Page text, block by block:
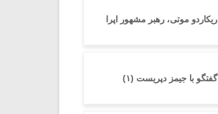
ریکاردو موتی، رهبر مشهور اپرا
گفتگو با جیمز دپریست (۱)